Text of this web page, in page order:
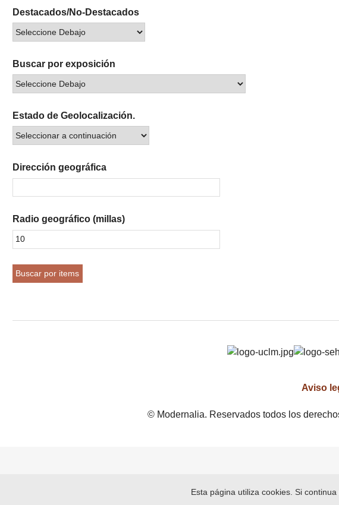
Destacados/No-Destacados
Buscar por exposición
Estado de Geolocalización.
Dirección geográfica
Radio geográfico (millas)
Aviso
© Modernalia. Reservados todos los
Esta página utiliza cookies. Si